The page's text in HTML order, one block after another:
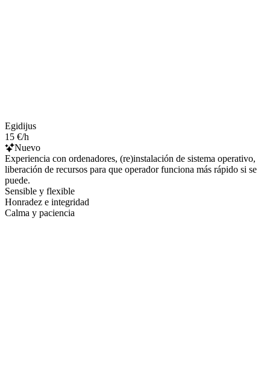
Egidijus
15 €/h
Nuevo
Experiencia con ordenadores, (re)instalación de sistema operativo,
liberación de recursos para que operador funciona más rápido si se
puede.
Sensible y flexible
Honradez e integridad
Calma y paciencia